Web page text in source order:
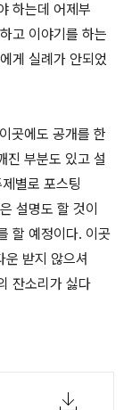
하는데 어제부
고 이야기를 하는
게 실례가 안되었
곳에도 공개를 한
진 부분도 있고 설
별로 포스팅
설명도 할 것이
할 예정이다. 이곳
받지 않으셔
잔소리가 싫다